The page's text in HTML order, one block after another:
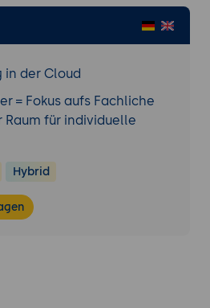
in der Cloud
= Fokus aufs Fachliche
Raum für individuelle
Hybrid